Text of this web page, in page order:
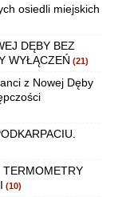
osiedli miejskich
DĘBY BEZ
WYŁĄCZEŃ (21)
z Nowej Dęby
TERMOMETRY
(10)